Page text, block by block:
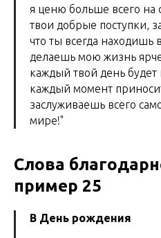
я ценю больше всего на
твои добрые поступки,
что ты всегда находишь
делаешь мою жизнь
каждый твой день будет
каждый момент
заслуживаешь всего
мире!"
Слова
пример 25
В День рождения